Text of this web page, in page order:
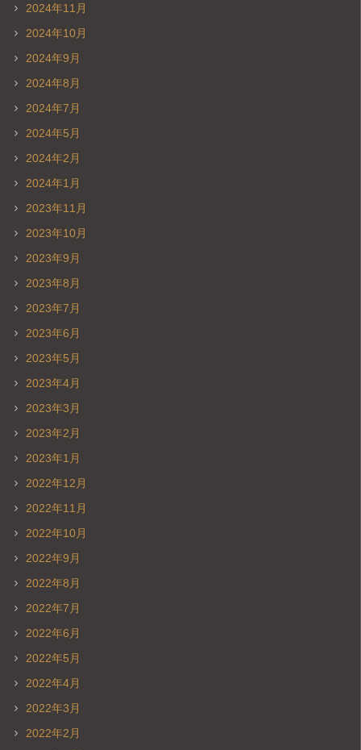
2024年11月
2024年10月
2024年9月
2024年8月
2024年7月
2024年5月
2024年2月
2024年1月
2023年11月
2023年10月
2023年9月
2023年8月
2023年7月
2023年6月
2023年5月
2023年4月
2023年3月
2023年2月
2023年1月
2022年12月
2022年11月
2022年10月
2022年9月
2022年8月
2022年7月
2022年6月
2022年5月
2022年4月
2022年3月
2022年2月